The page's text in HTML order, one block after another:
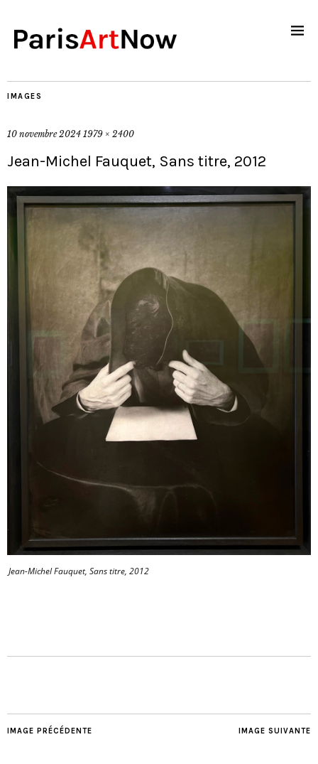
IMAGES
10 novembre 2024 1979 × 2400
Jean-Michel Fauquet, Sans titre, 2012
Jean-Michel Fauquet, Sans titre, 2012
IMAGE SUIVANTE
IMAGE PRÉCÉDENTE